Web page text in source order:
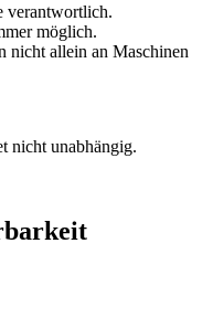
verantwortlich.
möglich.
nicht allein an Maschinen
nicht unabhängig.